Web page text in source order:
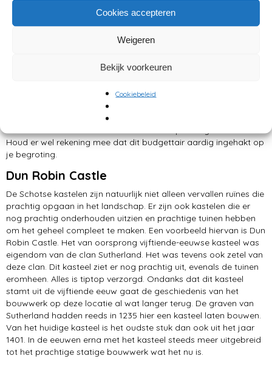
Cookies accepteren
Weigeren
Bekijk voorkeuren
Cookiebeleid
prachtig kasteel waar de familie kon zetelen. De bouw begon in
1777 en werd voltooid in 1792. Later, halverwege de twintigste
eeuw in 1945, werden de tuinen door de familie Kennedy
geschonken aan de National Trust for Scotland. Ook kreeg
permanent in bruikleen voor de rest van zijn leven.
Het leuke van dit kasteel is dat je er kunt overnachten. Ook is het
beschikbaar voor trouwfeesten, dus mocht je graag willen
trouwen in Schotland en zoek je een unieke locatie voor je
Houd er wel rekening mee dat dit budgettair aardig ingehakt op
je begroting.
Dun Robin Castle
De Schotse kastelen zijn natuurlijk niet alleen vervallen ruïnes die
prachtig opgaan in het landschap. Er zijn ook kastelen die er
nog prachtig onderhouden uitzien en prachtige tuinen hebben
om het geheel compleet te maken. Een voorbeeld hiervan is Dun
Robin Castle. Het van oorsprong vijftiende-eeuwse kasteel was
eigendom van de clan Sutherland. Het was tevens ook zetel van
deze clan. Dit kasteel ziet er nog prachtig uit, evenals de tuinen
eromheen. Alles is tiptop verzorgd. Ondanks dat dit kasteel
stamt uit de vijftiende eeuw gaat de geschiedenis van het
bouwwerk op deze locatie al wat langer terug. De graven van
Sutherland hadden reeds in 1235 hier een kasteel laten bouwen.
Van het huidige kasteel is het oudste stuk dan ook uit het jaar
1401. In de eeuwen erna met het kasteel steeds meer uitgebreid
tot het prachtige statige bouwwerk wat het nu is.